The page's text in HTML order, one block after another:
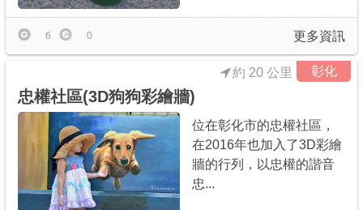
更多資訊
6 0
彰化
忠權社區(3D狗狗彩繪牆)
約 20 公里
位在彰化市的忠權社區，
在2016年也加入了3D彩繪
牆的行列，以忠權的諧音
忠...